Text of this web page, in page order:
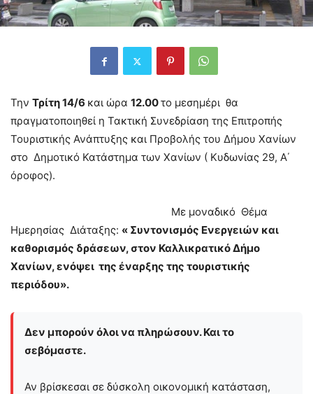
Την Τρίτη 14/6 και ώρα 12.00το μεσημέρι θα
πραγματοποιηθεί η Τακτική Συνεδρίαση της Επιτροπής
Τουριστικής Ανάπτυξης και Προβολής του Δήμου Χανίων
στο Δημοτικό Κατάστημα των Χανίων ( Κυδωνίας 29, Α΄
όροφος).
Με μοναδικό Θέμα
Ημερησίας Διάταξης: « Συντονισμός Ενεργειών και
καθορισμός δράσεων, στον Καλλικρατικό Δήμο
Χανίων, ενόψει της έναρξης της τουριστικής
περιόδου».
Δεν μπορούν όλοι να πληρώσουν. Και το
σεβόμαστε.
Αν βρίσκεσαι σε δύσκολη οικονομική κατάσταση,